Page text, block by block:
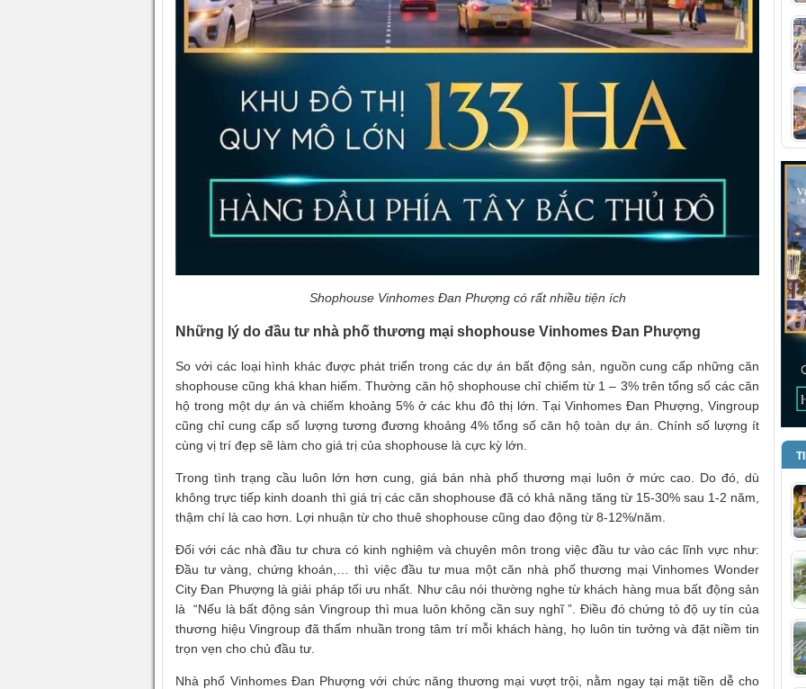
Shophouse Vinhomes Đan Phượng có rất nhiều tiện ích
Những lý do đầu tư nhà phố thương mại shophouse Vinhomes Đan Phượng
So với các loại hình khác được phát triển trong các dự án bất động sản, nguồn cung cấp những căn
shophouse cũng khá khan hiếm. Thường căn hộ shophouse chỉ chiếm từ 1 – 3% trên tổng số các căn
hộ trong một dự án và chiếm khoảng 5% ở các khu đô thị lớn. Tại Vinhomes Đan Phượng, Vingroup
cũng chỉ cung cấp số lượng tương đương khoảng 4% tổng số căn hộ toàn dự án. Chính số lượng ít
cùng vị trí đẹp sẽ làm cho giá trị của shophouse là cực kỳ lớn.
Trong tình trạng cầu luôn lớn hơn cung, giá bán nhà phố thương mại luôn ở mức cao. Do đó, dù
không trực tiếp kinh doanh thì giá trị các căn shophouse đã có khả năng tăng từ 15-30% sau 1-2 năm,
thậm chí là cao hơn. Lợi nhuận từ cho thuê shophouse cũng dao động từ 8-12%/năm.
Đối với các nhà đầu tư chưa có kinh nghiệm và chuyên môn trong việc đầu tư vào các lĩnh vực như:
Đầu tư vàng, chứng khoán,… thì việc đầu tư mua một căn nhà phố thương mại Vinhomes Wonder
City Đan Phượng là giải pháp tối ưu nhất. Như câu nói thường nghe từ khách hàng mua bất động sản
là “Nếu là bất động sản Vingroup thì mua luôn không cần suy nghĩ ”. Điều đó chứng tỏ độ uy tín của
thương hiệu Vingroup đã thấm nhuần trong tâm trí mỗi khách hàng, họ luôn tin tưởng và đặt niềm tin
trọn vẹn cho chủ đầu tư.
Nhà phố Vinhomes Đan Phượng với chức năng thương mại vượt trội, nằm ngay tại mặt tiền dễ cho